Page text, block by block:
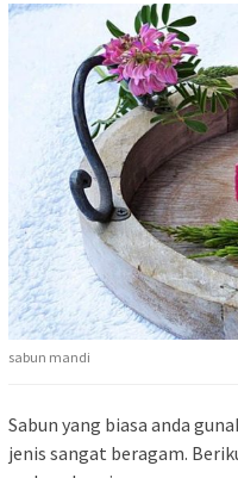
sabun mandi
Sabun yang biasa anda
jenis sangat beragam.